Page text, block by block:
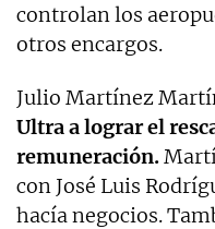
controlan los
otros encargos.
Julio Martínez
Ultra a lograr el
remuneración.
con José Luis
hacía negocios.